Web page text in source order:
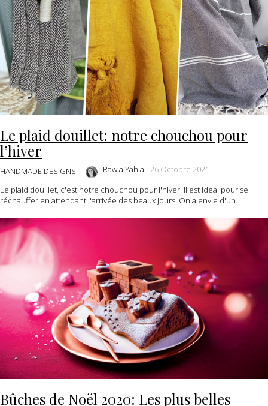
Le plaid douillet: notre chouchou pour
l’hiver
HANDMADE DESIGNS Rawia Yahia -26 Octobre 2021
Le plaid douillet, c'est notre chouchou pour l'hiver. Il est idéal pour se
réchauffer en attendant l'arrivée des beaux jours. On a envie d'un...
Bûches de Noël 2020: Les plus belles